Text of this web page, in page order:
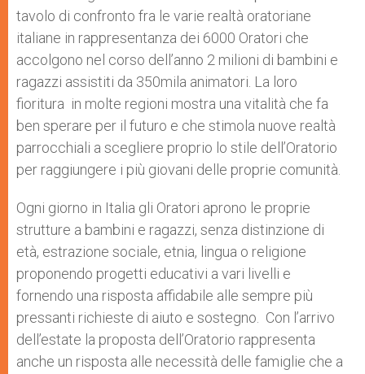
tavolo di confronto fra le varie realtà oratoriane
italiane in rappresentanza dei 6000 Oratori che
accolgono nel corso dell’anno 2 milioni di bambini e
ragazzi assistiti da 350mila animatori. La loro
fioritura in molte regioni mostra una vitalità che fa
ben sperare per il futuro e che stimola nuove realtà
parrocchiali a scegliere proprio lo stile dell’Oratorio
per raggiungere i più giovani delle proprie comunità.
Ogni giorno in Italia gli Oratori aprono le proprie
strutture a bambini e ragazzi, senza distinzione di
età, estrazione sociale, etnia, lingua o religione
proponendo progetti educativi a vari livelli e
fornendo una risposta affidabile alle sempre più
pressanti richieste di aiuto e sostegno. Con l’arrivo
dell’estate la proposta dell’Oratorio rappresenta
anche un risposta alle necessità delle famiglie che a